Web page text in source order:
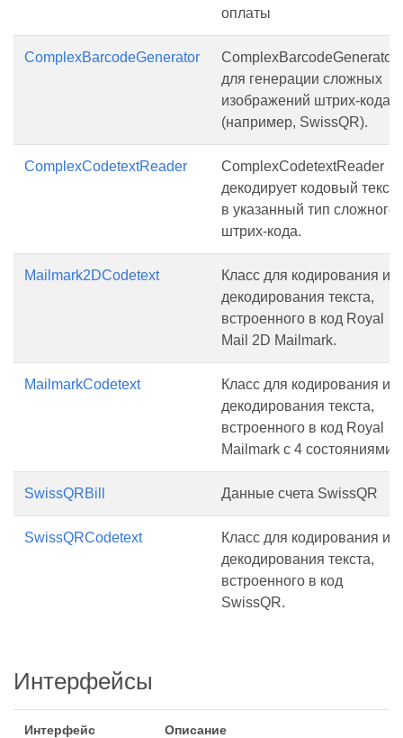
оплаты
ComplexBarcodeGenerator
ComplexBarcodeGenerator
для генерации сложных
изображений штрих-кода
(например, SwissQR).
ComplexCodetextReader
ComplexCodetextReader
декодирует кодовый текст
в указанный тип сложного
штрих-кода.
Mailmark2DCodetext
Класс для кодирования и
декодирования текста,
встроенного в код Royal
Mail 2D Mailmark.
MailmarkCodetext
Класс для кодирования и
декодирования текста,
встроенного в код Royal
Mailmark с 4 состояниями.
SwissQRBill Данные счета SwissQR
SwissQRCodetext
Класс для кодирования и
декодирования текста,
встроенного в код
SwissQR.
Интерфейсы
Интерфейс Описание